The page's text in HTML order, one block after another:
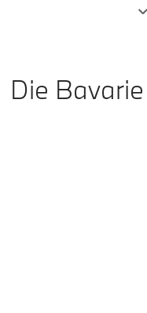
doppelt so gut – und
Köstlichkeiten sowie
Die